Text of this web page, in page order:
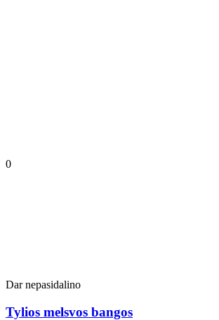
0
Dar nepasidalino
Tylios melsvos bangos